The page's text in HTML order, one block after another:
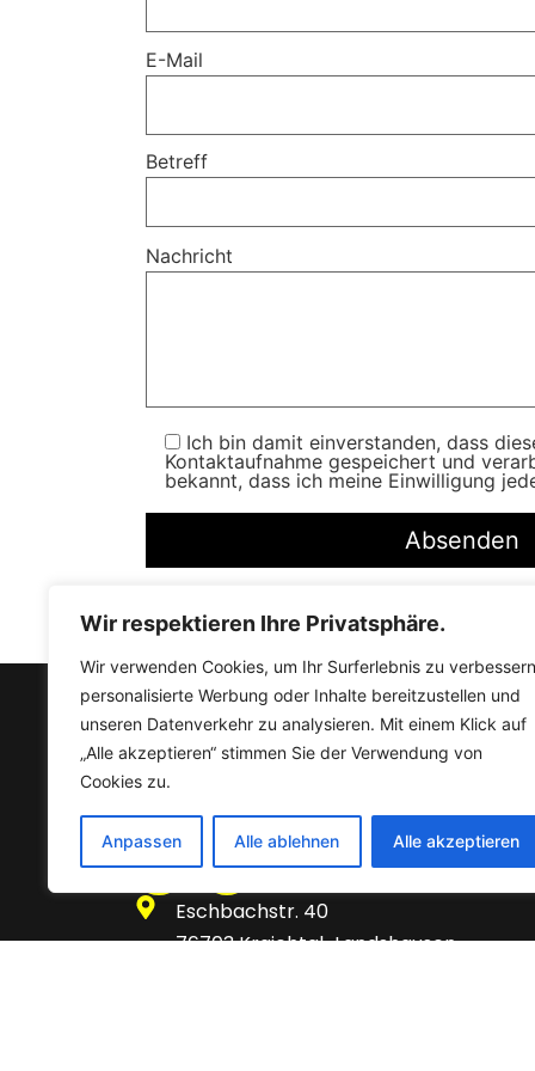
Wir respektieren Ihre Privatsphäre.
Wir verwenden Cookies, um Ihr Surferlebnis zu
personalisierte Werbung oder Inhalte bereitzustellen und
unseren Datenverkehr zu analysieren. Mit einem Klick auf
„Alle akzeptieren“ stimmen Sie der Verwendung von
Cookies zu.
Anpassen Alle ablehnen Alle akzeptieren
E-Mail
Betreff
Nachricht
Ich bin damit einverstanden, dass
Kontaktaufnahme gespeichert und
bekannt, dass ich meine Einwilligung
Eschbachstr. 40
76703 Kraichtal-Landshausen